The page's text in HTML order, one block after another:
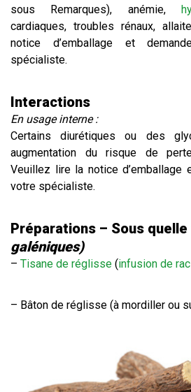
sous Remarques), anémie,
cardiaques, troubles rénaux,
notice d’emballage et
spécialiste.
Interactions
En usage interne :
Certains diurétiques ou des
augmentation du risque de
Veuillez lire la notice d’emballage
votre spécialiste.
Préparations – Sous
galéniques)
– Tisane de réglisse (infusion de
– Bâton de réglisse (à mordiller ou